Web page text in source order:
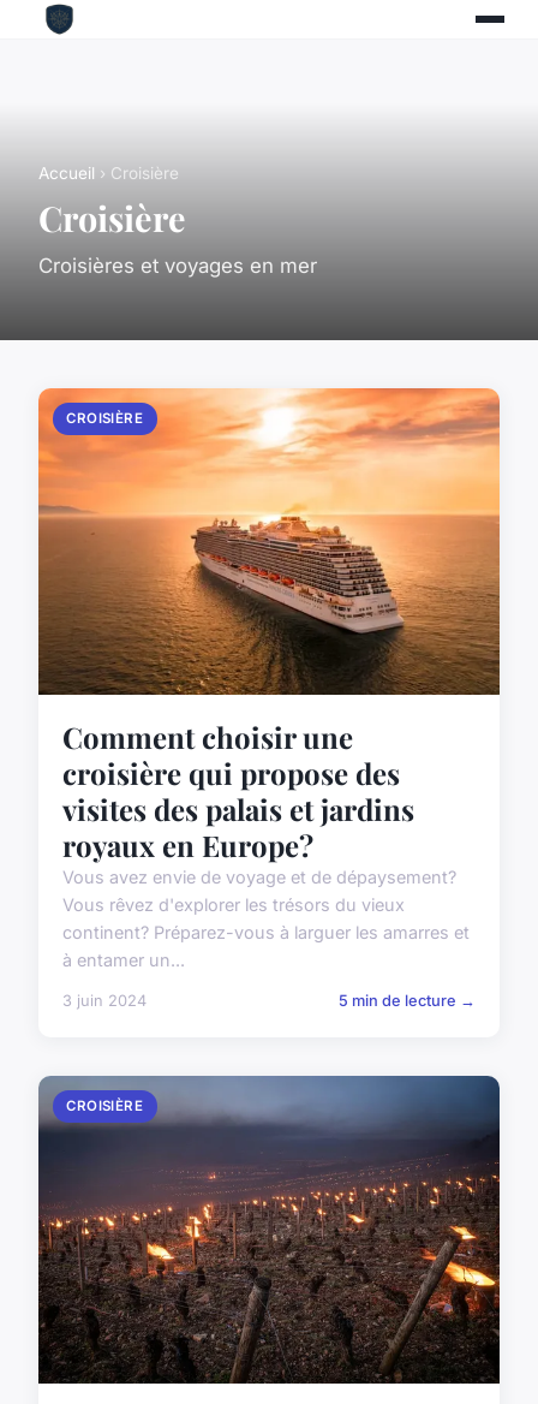
Accueil › Croisière
Croisière
Croisières et voyages en mer
CROISIÈRE
Comment choisir une
croisière qui propose des
visites des palais et jardins
royaux en Europe?
Vous avez envie de voyage et de dépaysement?
Vous rêvez d'explorer les trésors du vieux
continent? Préparez-vous à larguer les amarres et
à entamer un...
3 juin 2024 5 min de lecture →
CROISIÈRE